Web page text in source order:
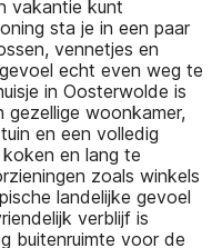
vakantie kunt
sta je in een paar
vennetjes en
echt even weg te
in Oosterwolde is
woonkamer,
en een volledig
en lang te
zoals winkels
landelijke gevoel
verblijf is
buitenruimte voor de